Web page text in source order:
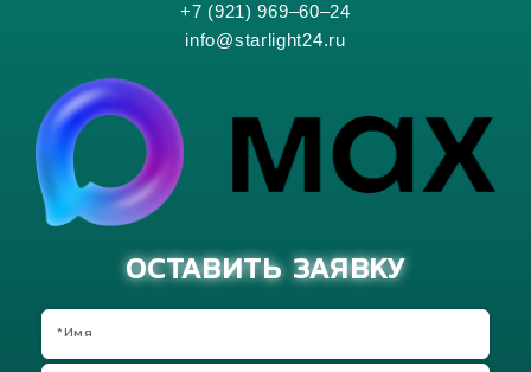
+7 (921) 969–60–24
info@starlight24.ru
ОСТАВИТЬ ЗАЯВКУ